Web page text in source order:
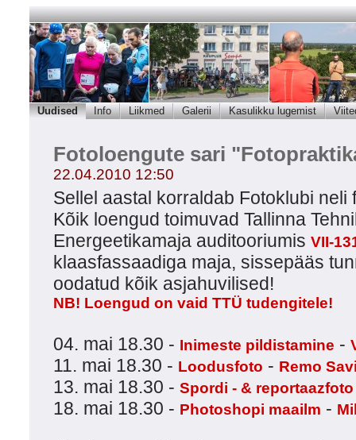
Uudised Info Liikmed Galerii Kasulikku lugemist
Fotoloengute sari
22.04.2010 12:50
Sellel aastal korraldab Fotoklubi neli
Kõik loengud toimuvad Tallinna
Energeetikamaja auditooriumis VII-
klaasfassaadiga maja, sissepääs
oodatud kõik asjahuvilised!
NB! Loengud on vaid TTÜ tudengitele!
04. mai 18.30 - Inimeste pildistamine -
11. mai 18.30 - Loodusfoto - Remo
13. mai 18.30 - Spordi - & reportaazfoto
18. mai 18.30 - Photoshopi maailm -